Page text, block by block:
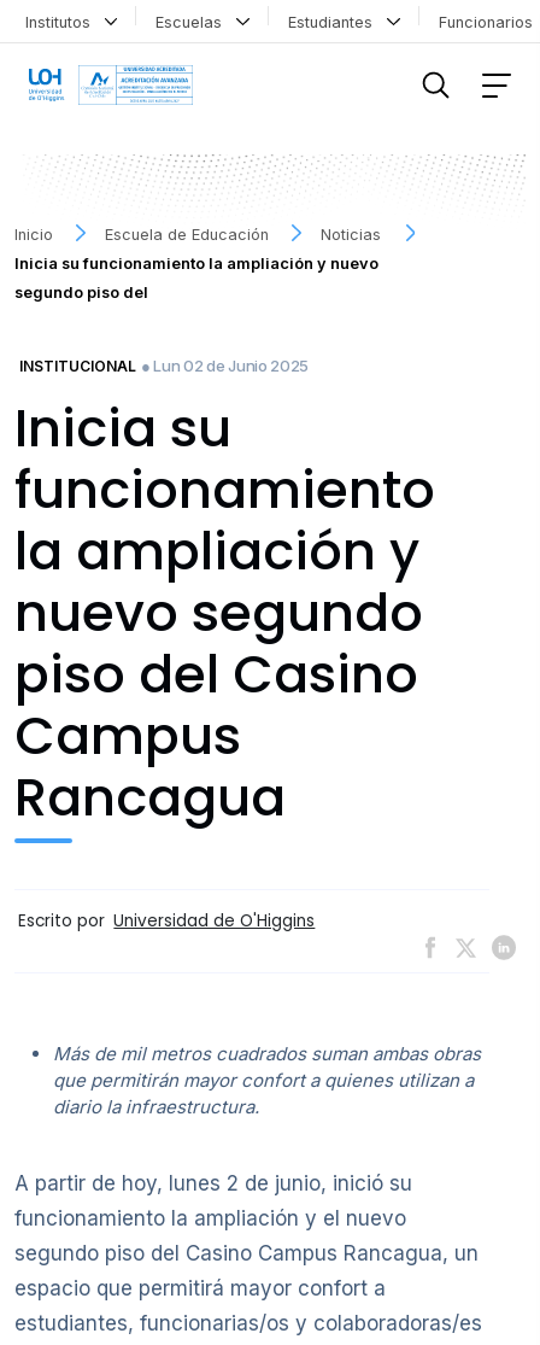
Institutos Escuelas Estudiantes
Inicio Escuela de Educación
Noticias
Inicia su funcionamiento la ampliación y nuevo
segundo piso del
INSTITUCIONAL ● Lun 02 de Junio 2025
Inicia su
funcionamiento
la ampliación y
nuevo segundo
piso del Casino
Campus
Rancagua
Escrito por Universidad de O'Higgins
Más de mil metros cuadrados suman ambas obras
que permitirán mayor confort a quienes utilizan a
diario la infraestructura.
A partir de hoy, lunes 2 de junio, inició su
funcionamiento la ampliación y el nuevo
segundo piso del Casino Campus Rancagua, un
espacio que permitirá mayor confort a
estudiantes, funcionarias/os y colaboradoras/es